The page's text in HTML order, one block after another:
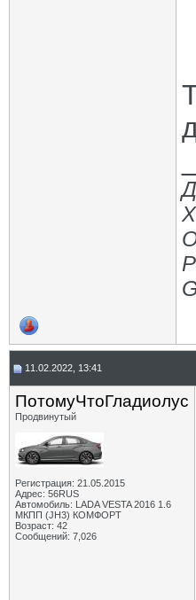
11.02.2022, 13:41
ПотомуЧтоГладиолус
Продвинутый
Регистрация: 21.05.2015
Адрес: 56RUS
Автомобиль: LADA VESTA 2016 1.6
МКПП (JH3) КОМФОРТ
Возраст: 42
Сообщений: 7,026